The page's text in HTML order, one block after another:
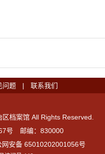
问题 | 联系我们
档案馆 All Rights Reserved.
号 邮编：830000
网安备 65010202001056号